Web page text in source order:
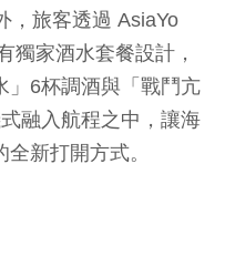
，旅客透過 AsiaYo
獨家酒水套餐設計，
」6杯調酒與「戰鬥亢
融入航程之中，讓海
新打開方式。